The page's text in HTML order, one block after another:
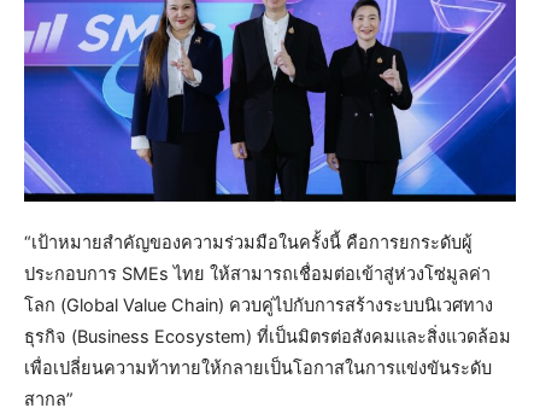
“เป้าหมายสำคัญของความร่วมมือในครั้งนี้ คือการยกระดับผู้
ประกอบการ SMEs ไทย ให้สามารถเชื่อมต่อเข้าสู่ห่วงโซ่มูลค่า
โลก (Global Value Chain) ควบคู่ไปกับการสร้างระบบนิเวศทาง
ธุรกิจ (Business Ecosystem) ที่เป็นมิตรต่อสังคมและสิ่งแวดล้อม
เพื่อเปลี่ยนความท้าทายให้กลายเป็นโอกาสในการแข่งขันระดับ
สากล”